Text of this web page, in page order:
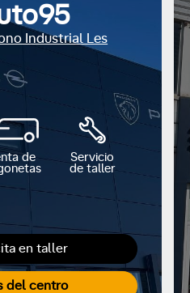
en taller
del centro
Industrial Les
de
Servicio
de taller